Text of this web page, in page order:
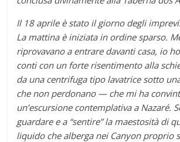
Il 18 aprile è stato il giorno degli
La mattina è iniziata in ordine sparso.
riprovavano a entrare davanti casa, io
conti con un forte risentimento alla
da una centrifuga tipo lavatrice sotto
che non perdonano — che mi ha
un’escursione contemplativa a Nazaré.
guardare e a “sentire” la maestosità di
liquido che alberga nei Canyon proprio